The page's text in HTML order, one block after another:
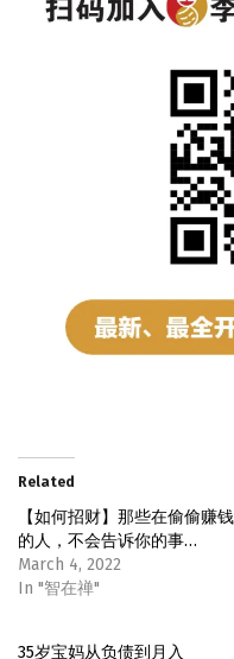
Related
【如何招财】那些在偷偷赚钱
的人，不会告诉你的事…
March 4, 2022
In "智在禅"
35岁宝妈从负债到月入